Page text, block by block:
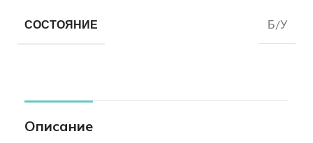
СОСТОЯНИЕ Б/У
Описание